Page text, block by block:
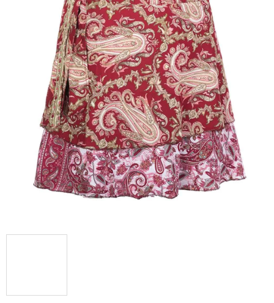
hvězdiček.